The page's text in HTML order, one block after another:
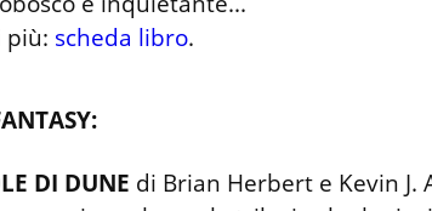
più: scheda libro.
DI DUNE di Brian Herbert e Kevin J.